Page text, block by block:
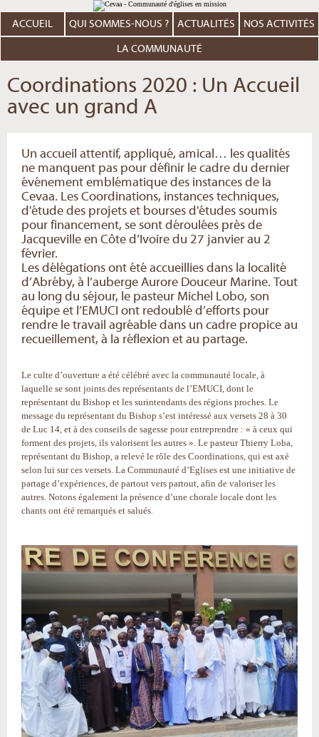
au
contenu.
Aller
personnels
ACCUEIL QUI SOMMES-NOUS ? ACTUALITÉS NOS ACTIVITÉS
LA COMMUNAUTÉ
Coordinations 2020 : Un Accueil
avec un grand A
Un accueil attentif, appliqué, amical… les qualités
ne manquent pas pour définir le cadre du dernier
événement emblématique des instances de la
Cevaa. Les Coordinations, instances techniques,
d'étude des projets et bourses d'études soumis
pour financement, se sont déroulées près de
Jacqueville en Côte d’Ivoire du 27 janvier au 2
février.
Les délégations ont été accueillies dans la localité
d’Abréby, à l’auberge Aurore Douceur Marine. Tout
au long du séjour, le pasteur Michel Lobo, son
équipe et l’EMUCI ont redoublé d’efforts pour
rendre le travail agréable dans un cadre propice au
recueillement, à la réflexion et au partage.
Le culte d’ouverture a été célébré avec la communauté locale, à
laquelle se sont joints des représentants de l’EMUCI, dont le
représentant du Bishop et les surintendants des régions proches. Le
message du représentant du Bishop s’est intéressé aux versets 28 à 30
de Luc 14, et à des conseils de sagesse pour entreprendre : « à ceux qui
forment des projets, ils valorisent les autres ». Le pasteur Thierry Loba,
représentant du Bishop, a relevé le rôle des Coordinations, qui est axé
selon lui sur ces versets. La Communauté d’Eglises est une initiative de
partage d’expériences, de partout vers partout, afin de valoriser les
autres. Notons également la présence d’une chorale locale dont les
chants ont été remarqués et salués.